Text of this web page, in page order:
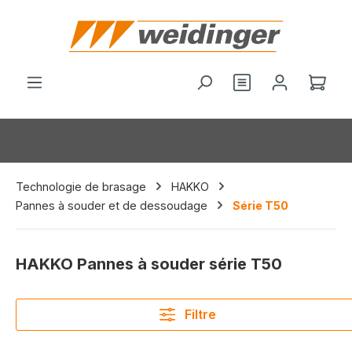
principal
Vous avez 0Le
Technologie de brasage
HAKKO
Pannes à souder et de dessoudage
Série T50
HAKKO Pannes à souder série T50
Filtre